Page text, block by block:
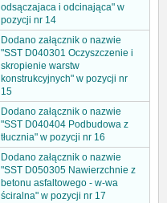
odsączajaca i odcinająca" w
pozycji nr 14
Dodano załącznik o nazwie
"SST D040301 Oczyszczenie i
skropienie warstw
konstrukcyjnych" w pozycji nr
15
Dodano załącznik o nazwie
"SST D040404 Podbudowa z
tłucznia" w pozycji nr 16
Dodano załącznik o nazwie
"SST D050305 Nawierzchnie z
betonu asfaltowego - w-wa
ściralna" w pozycji nr 17